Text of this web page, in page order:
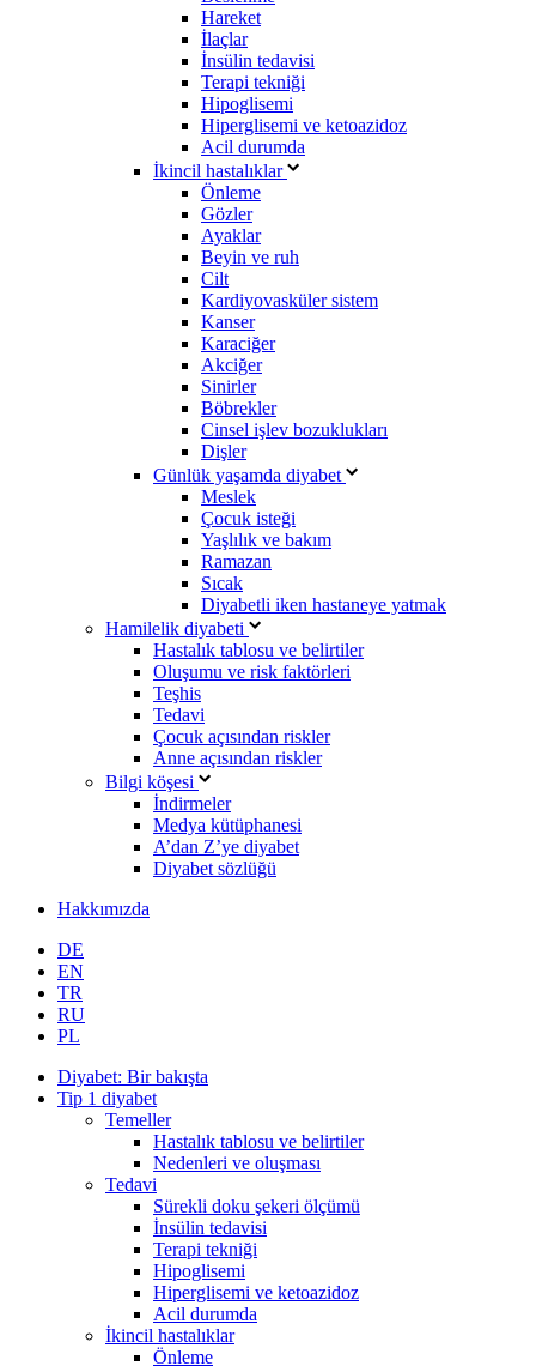
Hareket
İlaçlar
İnsülin tedavisi
Terapi tekniği
Hipoglisemi
Hiperglisemi ve ketoazidoz
Acil durumda
İkincil hastalıklar
Önleme
Gözler
Ayaklar
Beyin ve ruh
Cilt
Kardiyovasküler sistem
Kanser
Karaciğer
Akciğer
Sinirler
Böbrekler
Cinsel işlev bozuklukları
Dişler
Günlük yaşamda diyabet
Meslek
Çocuk isteği
Yaşlılık ve bakım
Ramazan
Sıcak
Diyabetli iken hastaneye yatmak
Hamilelik diyabeti
Hastalık tablosu ve belirtiler
Oluşumu ve risk faktörleri
Teşhis
Tedavi
Çocuk açısından riskler
Anne açısından riskler
Bilgi köşesi
İndirmeler
Medya kütüphanesi
A’dan Z’ye diyabet
Diyabet sözlüğü
Hakkımızda
DE
EN
TR
RU
PL
Diyabet: Bir bakışta
Tip 1 diyabet
Temeller
Hastalık tablosu ve belirtiler
Nedenleri ve oluşması
Tedavi
Sürekli doku şekeri ölçümü
İnsülin tedavisi
Terapi tekniği
Hipoglisemi
Hiperglisemi ve ketoazidoz
Acil durumda
İkincil hastalıklar
Önleme